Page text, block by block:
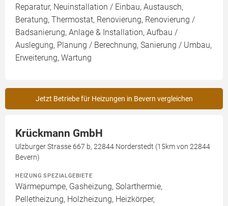
Reparatur, Neuinstallation / Einbau, Austausch,
Beratung, Thermostat, Renovierung, Renovierung /
Badsanierung, Anlage & Installation, Aufbau /
Auslegung, Planung / Berechnung, Sanierung / Umbau,
Erweiterung, Wartung
Jetzt Betriebe für Heizungen in Bevern vergleichen
Krückmann GmbH
Ulzburger Strasse 667 b, 22844 Norderstedt (15km von 22844
Bevern)
HEIZUNG SPEZIALGEBIETE
Wärmepumpe, Gasheizung, Solarthermie,
Pelletheizung, Holzheizung, Heizkörper,